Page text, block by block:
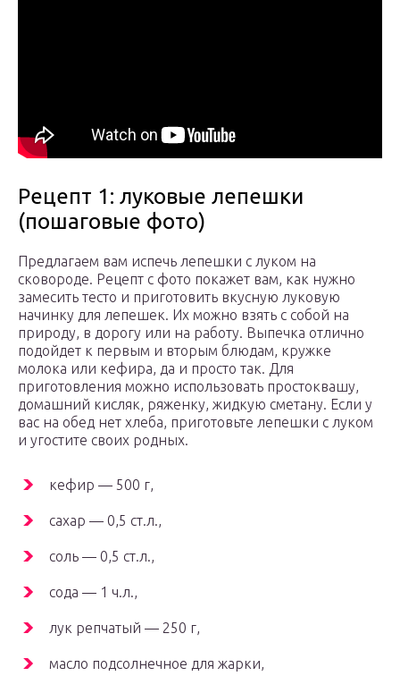
Рецепт 1: луковые лепешки
(пошаговые фото)
Предлагаем вам испечь лепешки с луком на
сковороде. Рецепт с фото покажет вам, как нужно
замесить тесто и приготовить вкусную луковую
начинку для лепешек. Их можно взять с собой на
природу, в дорогу или на работу. Выпечка отлично
подойдет к первым и вторым блюдам, кружке
молока или кефира, да и просто так. Для
приготовления можно использовать простоквашу,
домашний кисляк, ряженку, жидкую сметану. Если у
вас на обед нет хлеба, приготовьте лепешки с луком
и угостите своих родных.
кефир — 500 г,
сахар — 0,5 ст.л.,
соль — 0,5 ст.л.,
сода — 1 ч.л.,
лук репчатый — 250 г,
масло подсолнечное для жарки,